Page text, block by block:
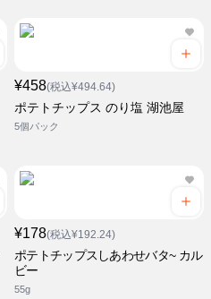
¥458(税込¥494.64)
ポテトチップス のり塩 湖池屋
5個パック
¥178(税込¥192.24)
ポテトチップスしあわせバタ~ カル
ビー
55g